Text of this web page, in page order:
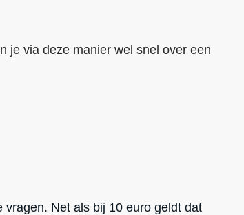
je via deze manier wel snel over een
Net als bij 10 euro geldt dat